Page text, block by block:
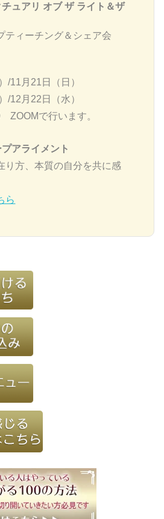
ュアリ オブ ザ ライト＆ザ
ティーチング＆シェア会
/11月21日（日）
/12月22日（水）
ZOOMで行います。
アライメント
り方、本質の自分を共に感
ら